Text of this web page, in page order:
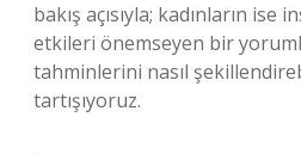
bakış açısıyla; kadınların ise
etkileri önemseyen bir
tahminlerini nasıl
tartışıyoruz.